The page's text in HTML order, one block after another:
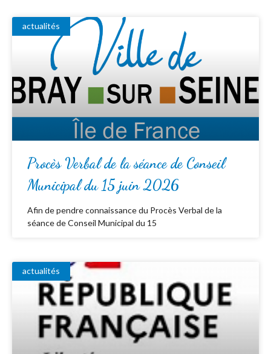
actualités
Procès Verbal de la séance de Conseil
Municipal du 15 juin 2026
Afin de pendre connaissance du Procès Verbal de la
séance de Conseil Municipal du 15
actualités